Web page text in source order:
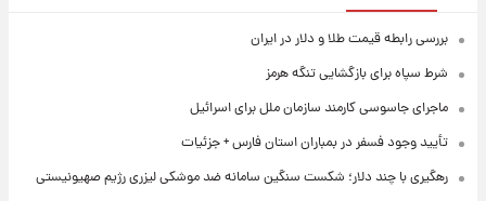
بررسی رابطه قیمت طلا و دلار در ایران
شرط سپاه برای بازگشایی تنگه هرمز
ماجرای جاسوسی کارمند سازمان ملل برای اسرائیل
تأیید وجود فسفر در بمباران استان فارس + جزئیات
رهگیری با چند دلار؛ شکست سنگین سامانه ضد موشکی لیزری رژیم صهیونیستی